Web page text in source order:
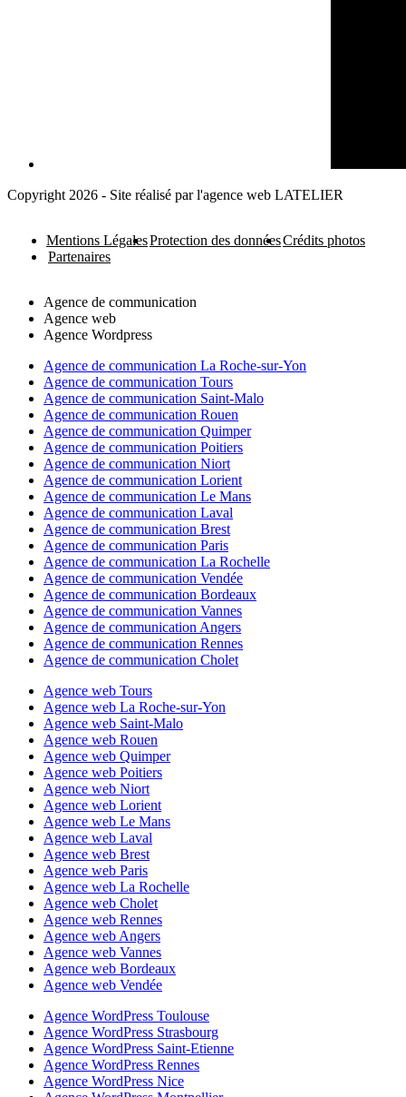
Copyright 2026 - Site réalisé par l'agence web LATELIER
Mentions LégalesProtection des donnéesCrédits photos
Partenaires
Agence de communication
Agence web
Agence Wordpress
Agence de communication La Roche-sur-Yon
Agence de communication Tours
Agence de communication Saint-Malo
Agence de communication Rouen
Agence de communication Quimper
Agence de communication Poitiers
Agence de communication Niort
Agence de communication Lorient
Agence de communication Le Mans
Agence de communication Laval
Agence de communication Brest
Agence de communication Paris
Agence de communication La Rochelle
Agence de communication Vendée
Agence de communication Bordeaux
Agence de communication Vannes
Agence de communication Angers
Agence de communication Rennes
Agence de communication Cholet
Agence web Tours
Agence web La Roche-sur-Yon
Agence web Saint-Malo
Agence web Rouen
Agence web Quimper
Agence web Poitiers
Agence web Niort
Agence web Lorient
Agence web Le Mans
Agence web Laval
Agence web Brest
Agence web Paris
Agence web La Rochelle
Agence web Cholet
Agence web Rennes
Agence web Angers
Agence web Vannes
Agence web Bordeaux
Agence web Vendée
Agence WordPress Toulouse
Agence WordPress Strasbourg
Agence WordPress Saint-Etienne
Agence WordPress Rennes
Agence WordPress Nice